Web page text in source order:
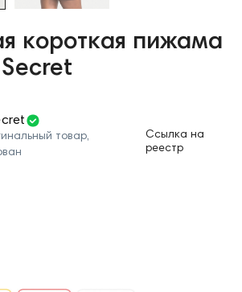
короткая пижама
товар,
Ссылка на
реестр